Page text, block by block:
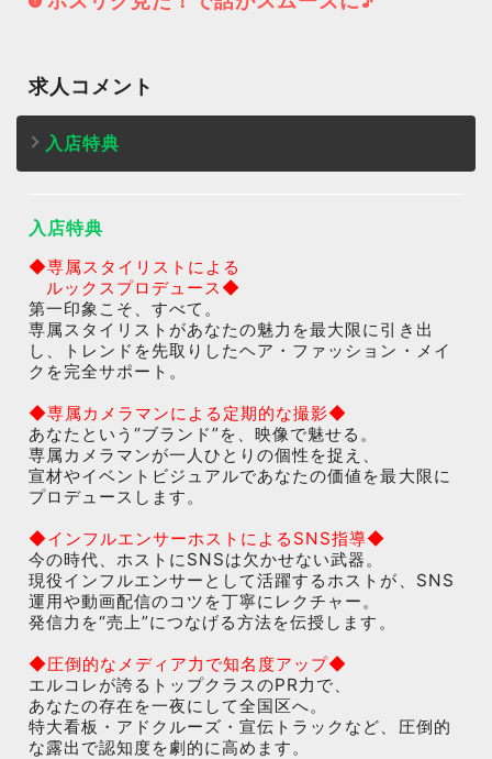
求人コメント
入店特典
入店特典
◆専属スタイリストによる
ルックスプロデュース◆
第一印象こそ、すべて。
専属スタイリストがあなたの魅力を最大限に引き出
し、トレンドを先取りしたヘア・ファッション・メイ
クを完全サポート。
◆専属カメラマンによる定期的な撮影◆
あなたという“ブランド”を、映像で魅せる。
専属カメラマンが一人ひとりの個性を捉え、
宣材やイベントビジュアルであなたの価値を最大限に
プロデュースします。
◆インフルエンサーホストによるSNS指導◆
今の時代、ホストにSNSは欠かせない武器。
現役インフルエンサーとして活躍するホストが、SNS
運用や動画配信のコツを丁寧にレクチャー。
発信力を“売上”につなげる方法を伝授します。
◆圧倒的なメディア力で知名度アップ◆
エルコレが誇るトップクラスのPR力で、
あなたの存在を一夜にして全国区へ。
特大看板・アドクルーズ・宣伝トラックなど、圧倒的
な露出で認知度を劇的に高めます。